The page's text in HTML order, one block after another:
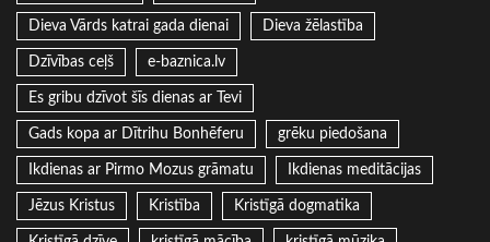
Dieva Vārds katrai gada dienai Dieva žēlastība
Dzīvības ceļš e-baznica.lv
Es gribu dzīvot šīs dienas ar Tevi
Gads kopa ar Dītrihu Bonhēferu grēku piedošana
Ikdienas ar Pirmo Mozus grāmatu Ikdienas meditācijas
Jēzus Kristus Kristība Kristīgā dogmatika